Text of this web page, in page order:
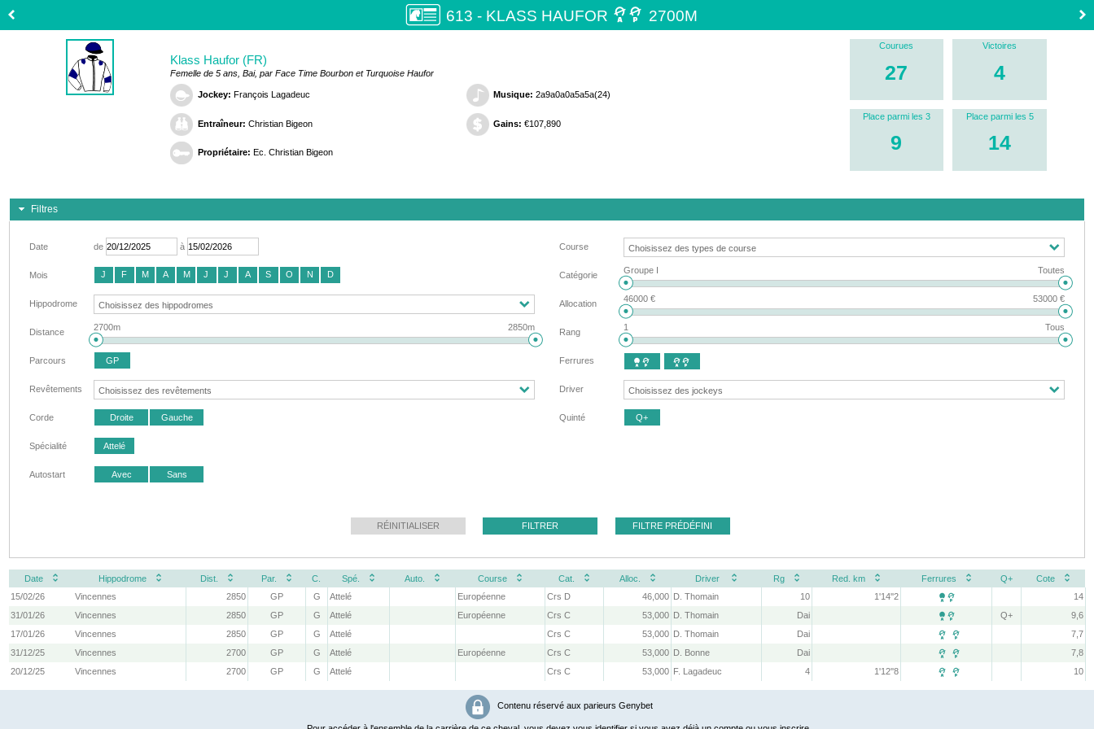
613 - KLASS HAUFOR  2700M
Klass Haufor (FR)
Femelle de 5 ans, Bai, par Face Time Bourbon et Turquoise Haufor
Jockey: François Lagadeuc
Entraîneur: Christian Bigeon
Propriétaire: Ec. Christian Bigeon
Musique: 2a9a0a0a5a5a(24)
Gains: €107,890
Courues
27
Victoires
4
Place parmi les 3
9
Place parmi les 5
14
Filtres
Date de à
Mois J F M A M J J A S O N D
Hippodrome
Distance 2700m 2850m
Parcours GP
Revêtements
Corde Droite Gauche
Spécialité Attelé
Autostart Avec Sans
Course
Catégorie Groupe I Toutes
Allocation 46000 € 53000 €
Rang 1 Tous
Ferrures  
Driver
Quinté Q+
RÉINITIALISER FILTRER FILTRE PRÉDÉFINI
Date Hippodrome Dist. Par. C. Spé. Auto. Course Cat. Alloc. Driver Rg Red. km Ferrures Q+
Cote
15/02/26
Vincennes 2850 GP G Attelé Européenne Crs D 46,000 D. Thomain 10 1'14''2 
14
31/01/26
Vincennes 2850 GP G Attelé Européenne Crs C 53,000 D. Thomain Dai  Q+
9,6
17/01/26
Vincennes 2850 GP G Attelé Crs C 53,000 D. Thomain Dai  
7,7
31/12/25
Vincennes 2700 GP G Attelé Européenne Crs C 53,000 D. Bonne Dai  
7,8
20/12/25
Vincennes 2700 GP G Attelé Crs C 53,000 F. Lagadeuc 4 1'12''8   10
Contenu réservé aux parieurs Genybet